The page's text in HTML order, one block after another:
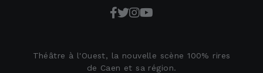
Théâtre à l'Ouest, la nouvelle scène 100% rires
de Caen et sa région.